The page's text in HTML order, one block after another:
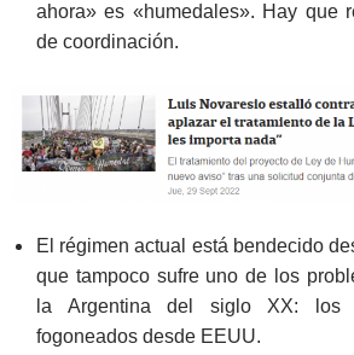
ahora» es «humedales». Hay que
de coordinación.
El régimen actual está bendecido
que tampoco sufre uno de los
la Argentina del siglo XX: los
fogoneados desde EEUU.